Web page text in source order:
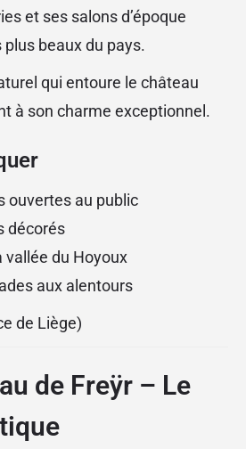
et ses salons d’époque
beaux du pays.
qui entoure le château
à son charme exceptionnel.
ouvertes au public
décorés
vallée du Hoyoux
aux alentours
de Liège)
de Freÿr – Le